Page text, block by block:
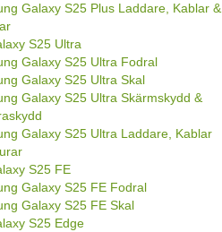
Galaxy S25 Plus Laddare, Kablar &
S25 Ultra
Galaxy S25 Ultra Fodral
Galaxy S25 Ultra Skal
Galaxy S25 Ultra Skärmskydd &
Galaxy S25 Ultra Laddare, Kablar
S25 FE
Galaxy S25 FE Fodral
Galaxy S25 FE Skal
S25 Edge